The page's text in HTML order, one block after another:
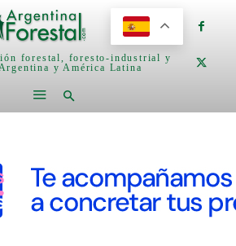
forestal, foresto-industrial y
y América Latina